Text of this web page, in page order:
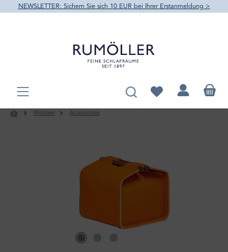
springen
NEWSLETTER: Sichern Sie sich 10 EUR bei Ihrer Erstanmeldung >
Du hast 0 Produkte
Wohnen Accessoires